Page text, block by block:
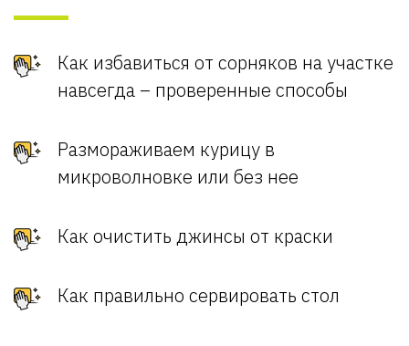
Как избавиться от сорняков на участке
навсегда – проверенные способы
Размораживаем курицу в
микроволновке или без нее
Как очистить джинсы от краски
Как правильно сервировать стол